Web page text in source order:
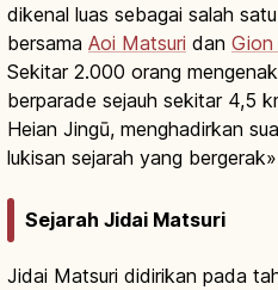
dikenal luas sebagai salah satu
bersama Aoi Matsuri dan Gion
Sekitar 2.000 orang
berparade sejauh sekitar 4,5
Heian Jingū, menghadirkan
lukisan sejarah yang
Sejarah Jidai Matsuri
Jidai Matsuri didirikan pada